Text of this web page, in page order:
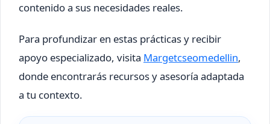
contenido a sus necesidades reales.
Para profundizar en estas prácticas y recibir
apoyo especializado, visita Margetcseomedellin,
donde encontrarás recursos y asesoría adaptada
a tu contexto.